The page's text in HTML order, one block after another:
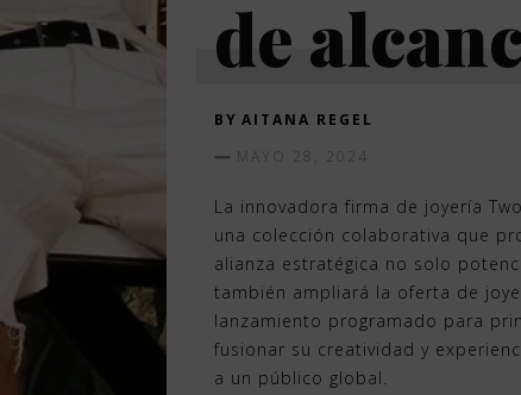
de
BY AITANA REGEL
MAYO 28, 2024
La innovadora firma de joyería
una colección colaborativa que
alianza estratégica no solo
también ampliará la oferta de
lanzamiento programado para
fusionar su creatividad y
a un público global.